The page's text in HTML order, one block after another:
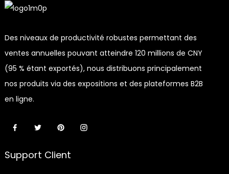
Des niveaux de productivité robustes permettant des
ventes annuelles pouvant atteindre 120 millions de CNY
(95 % étant exportés), nous distribuons principalement
nos produits via des expositions et des plateformes B2B
en ligne.
Support Client